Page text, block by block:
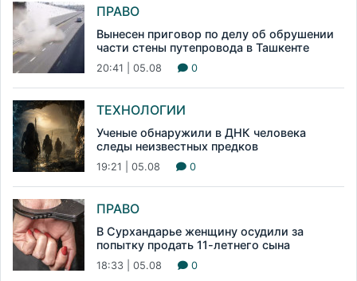
ПРАВО
Вынесен приговор по делу об обрушении
части стены путепровода в Ташкенте
20:41 | 05.08 0
ТЕХНОЛОГИИ
Ученые обнаружили в ДНК человека
следы неизвестных предков
19:21 | 05.08 0
ПРАВО
В Сурхандарье женщину осудили за
попытку продать 11-летнего сына
18:33 | 05.08 0